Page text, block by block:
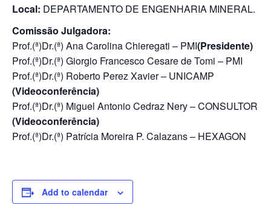
Local: DEPARTAMENTO DE ENGENHARIA MINERAL.
Comissão Julgadora:
Prof.(ª)Dr.(ª) Ana Carolina Chieregati – PMI(Presidente)
Prof.(ª)Dr.(ª) Giorgio Francesco Cesare de Tomi – PMI
Prof.(ª)Dr.(ª) Roberto Perez Xavier – UNICAMP
(Videoconferência)
Prof.(ª)Dr.(ª) Miguel Antonio Cedraz Nery – CONSULTOR
(Videoconferência)
Prof.(ª)Dr.(ª) Patrícia Moreira P. Calazans – HEXAGON
Add to calendar